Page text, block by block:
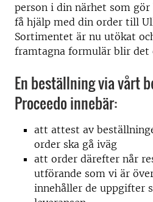
person i din närhet som
få hjälp med din order till
Sortimentet är nu utökat
framtagna formulär blir det
En beställning via vårt
Proceedo innebär:
att attest av
order ska gå iväg
att order därefter når
utförande som vi är
innehåller de uppgifter